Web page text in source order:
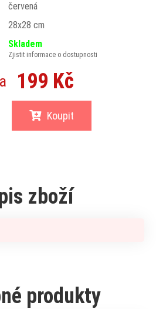
červená
28x28 cm
Skladem
Zjistit informace o dostupnosti
199 Kč
Koupit
zboží
produkty